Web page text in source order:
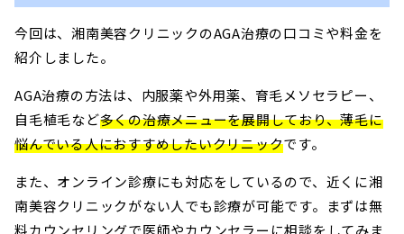
今回は、湘南美容クリニックのAGA治療の口コミや料金を
紹介しました。
AGA治療の方法は、内服薬や外用薬、育毛メソセラピー、
自毛植毛など多くの治療メニューを展開しており、薄毛に
悩んでいる人におすすめしたいクリニックです。
また、オンライン診療にも対応をしているので、近くに湘
南美容クリニックがない人でも診療が可能です。まずは無
料カウンセリングで医師やカウンセラーに相談をしてみま